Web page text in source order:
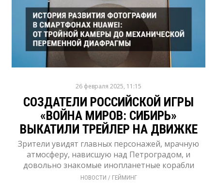
26 февраля 2025, 11:15
СОЗДАТЕЛИ РОССИЙСКОЙ ИГРЫ
«ВОЙНА МИРОВ: СИБИРЬ»
ВЫКАТИЛИ ТРЕЙЛЕР НА ДВИЖКЕ
Зрители увидят главных персонажей, мрачную
атмосферу, нависшую над Петроградом, и
довольно знакомые инопланетные корабли
НОВОСТИ / ГЕЙМИНГ